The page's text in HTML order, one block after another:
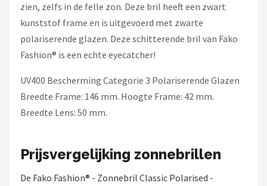
zien, zelfs in de felle zon. Deze bril heeft een zwart
kunststof frame en is uitgevoerd met zwarte
polariserende glazen. Deze schitterende bril van Fako
Fashion® is een echte eyecatcher!
UV400 Bescherming Categorie 3 Polariserende Glazen
Breedte Frame: 146 mm. Hoogte Frame: 42 mm.
Breedte Lens: 50 mm.
Prijsvergelijking zonnebrillen
De Fako Fashion® - Zonnebril Classic Polarised -